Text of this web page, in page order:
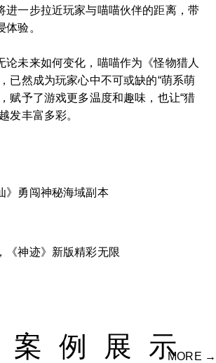
进一步拉近玩家与喵喵伙伴的距离，带
验。
论未来如何变化，喵喵作为《怪物猎人
已然成为玩家心中不可或缺的“萌系萌
赋予了游戏更多温度和趣味，也让“猎
发丰富多彩。
》勇闯神秘海域副本
《神迹》新版精彩无限
案例展示
MORE →